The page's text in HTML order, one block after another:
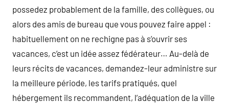
possedez probablement de la famille, des collègues, ou
alors des amis de bureau que vous pouvez faire appel :
habituellement on ne rechigne pas à s’ouvrir ses
vacances, c’est un idée assez fédérateur… Au-delà de
leurs récits de vacances, demandez-leur administre sur
la meilleure période, les tarifs pratiqués, quel
hébergement ils recommandent, l’adéquation de la ville